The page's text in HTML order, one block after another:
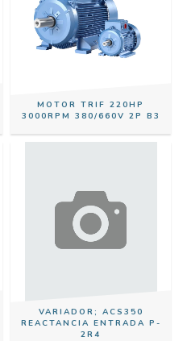
MOTOR TRIF 220HP
3000RPM 380/660V 2P B3
VARIADOR; ACS350
REACTANCIA ENTRADA P-
2R4